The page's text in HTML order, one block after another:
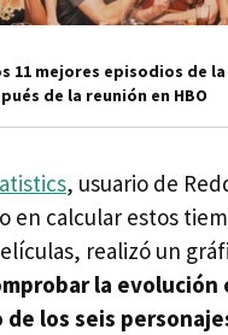
11 mejores episodios de
de la reunión en HBO
, usuario de
en calcular estos
realizó un
la evolución
de los seis